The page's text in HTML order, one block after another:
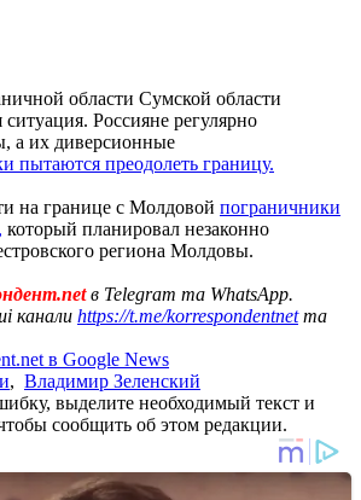
области Сумской области
ситуация. Россияне регулярно
а их диверсионные
пытаются преодолеть границу.
на границе с Молдовой пограничники
который планировал незаконно
региона Молдовы.
в Telegram та WhatsApp.
канали https://t.me/korrespondentnetта
в Google News
, Владимир Зеленский
выделите необходимый текст и
сообщить об этом редакции.